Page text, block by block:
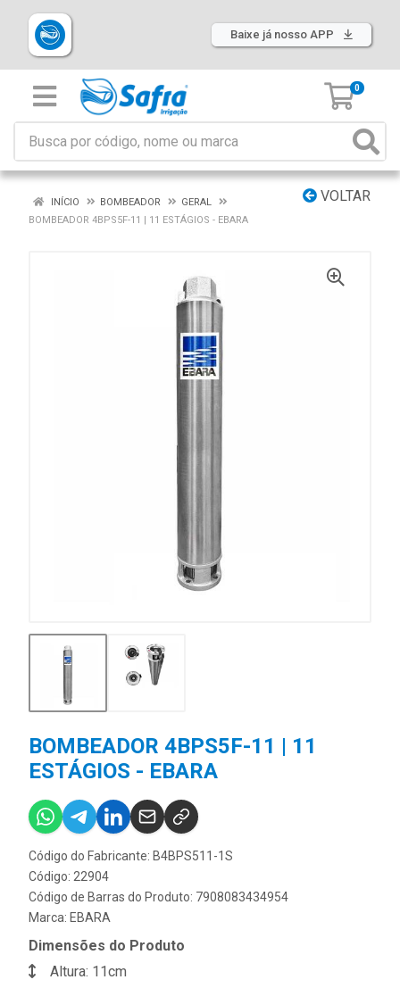
Baixe já nosso APP
0
VOLTAR
INÍCIO BOMBEADOR
GERAL
BOMBEADOR 4BPS5F-11 | 11 ESTÁGIOS - EBARA
BOMBEADOR 4BPS5F-11 | 11
ESTÁGIOS - EBARA
Código do Fabricante: B4BPS511-1S
Código: 22904
Código de Barras do Produto: 7908083434954
Marca: EBARA
Dimensões do Produto
Altura: 11cm